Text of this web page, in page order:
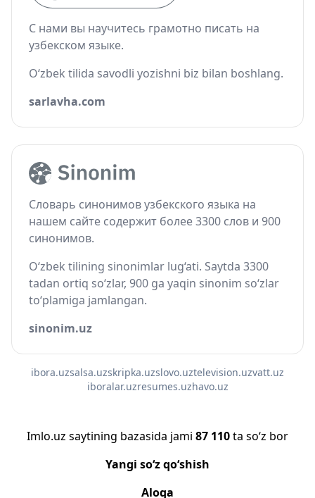
С нами вы научитесь грамотно писать на
узбекском языке.
O‘zbek tilida savodli yozishni biz bilan boshlang.
sarlavha.com
Словарь синонимов узбекского языка на
нашем сайте содержит более 3300 слов и 900
синонимов.
O‘zbek tilining sinonimlar lug‘ati. Saytda 3300
tadan ortiq so‘zlar, 900 ga yaqin sinonim so‘zlar
to‘plamiga jamlangan.
sinonim.uz
ibora.uzsalsa.uzskripka.uzslovo.uztelevision.uzvatt.uz
iboralar.uzresumes.uzhavo.uz
Imlo.uz saytining bazasida jami 87 110ta so‘z bor
Yangi so‘z qo‘shish
Aloqa